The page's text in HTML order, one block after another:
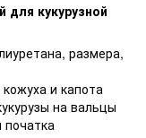
для кукурузной
размера,
и капота
на вальцы